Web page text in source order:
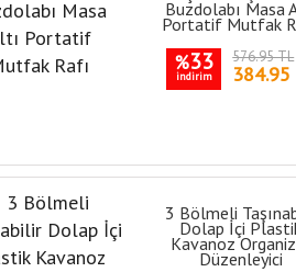
Buzdolabı Masa
Portatif Mutfak
%33
indirim
576.95 TL
384.95
3 Bölmeli
Dolap İçi
Kavanoz
Düzenleyici